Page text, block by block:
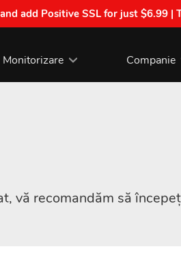
add Positive SSL for just $6.99 |
Monitorizare Companie
vă recomandăm să